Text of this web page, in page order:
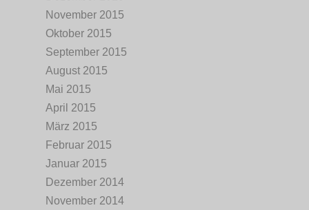
November 2015
Oktober 2015
September 2015
August 2015
Mai 2015
April 2015
März 2015
Februar 2015
Januar 2015
Dezember 2014
November 2014